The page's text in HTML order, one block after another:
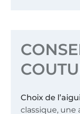
Choix de
classique, une